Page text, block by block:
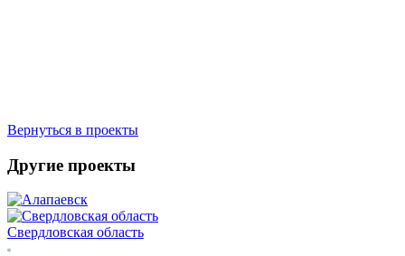
Вернуться в проекты
Другие проекты
Свердловская область